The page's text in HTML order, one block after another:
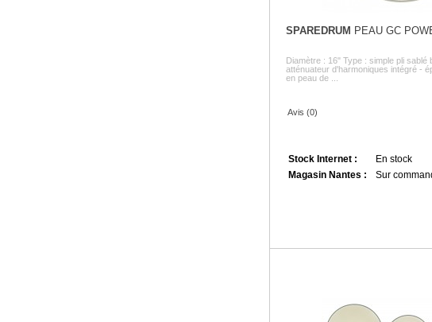
SPAREDRUM PEAU GC
Diamètre : 16" Type : simple pli sablé
atténuateur d'harmoniques intégré -
en peau de ...
Avis (0)
Stock Internet :
En stock
Magasin Nantes :
Sur